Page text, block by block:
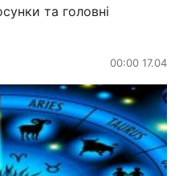
та головні
00:00 17.04